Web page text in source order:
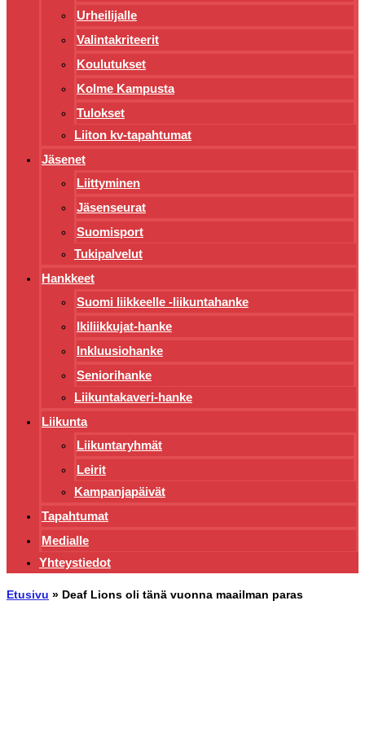
Urheilijalle
Valintakriteerit
Koulutukset
Kolme Kampusta
Tulokset
Liiton kv-tapahtumat
Jäsenet
Liittyminen
Jäsenseurat
Suomisport
Tukipalvelut
Hankkeet
Suomi liikkeelle -liikuntahanke
Ikiliikkujat-hanke
Inkluusiohanke
Seniorihanke
Liikuntakaveri-hanke
Liikunta
Liikuntaryhmät
Leirit
Kampanjapäivät
Tapahtumat
Medialle
Yhteystiedot
Etusivu » Deaf Lions oli tänä vuonna maailman paras